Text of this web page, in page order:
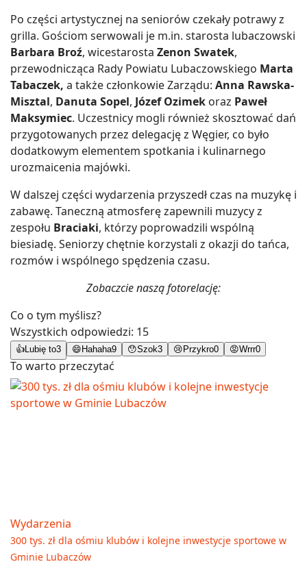
Po części artystycznej na seniorów czekały potrawy z
grilla. Gościom serwowali je m.in. starosta lubaczowski
Barbara Broź, wicestarosta Zenon Swatek,
przewodnicząca Rady Powiatu Lubaczowskiego Marta
Tabaczek, a także członkowie Zarządu: Anna Rawska-
Misztal, Danuta Sopel, Józef Ozimek oraz Paweł
Maksymiec. Uczestnicy mogli również skosztować dań
przygotowanych przez delegację z Węgier, co było
dodatkowym elementem spotkania i kulinarnego
urozmaicenia majówki.
W dalszej części wydarzenia przyszedł czas na muzykę i
zabawę. Taneczną atmosferę zapewnili muzycy z
zespołu Braciaki, którzy poprowadzili wspólną
biesiadę. Seniorzy chętnie korzystali z okazji do tańca,
rozmów i wspólnego spędzenia czasu.
Zobaczcie naszą fotorelację:
Co o tym myślisz?
Wszystkich odpowiedzi: 15
👍 Lubię to3 😄 Hahaha9 😯Szok3 😢 Przykro0 😡Wrrr0
To warto przeczytać
Wydarzenia
300 tys. zł dla ośmiu klubów i kolejne inwestycje sportowe w
Gminie Lubaczów